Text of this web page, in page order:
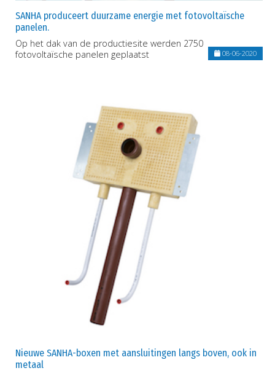
SANHA produceert duurzame energie met fotovoltaïsche
panelen.
Op het dak van de productiesite werden 2750
fotovoltaïsche panelen geplaatst
08-06-2020
Nieuwe SANHA-boxen met aansluitingen langs boven, ook in
metaal